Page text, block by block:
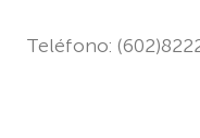
Teléfono: